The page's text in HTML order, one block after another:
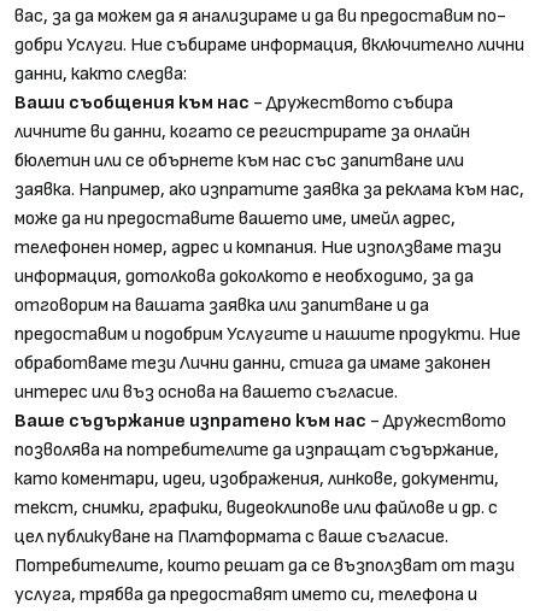
вас, за да можем да я анализираме и да ви предоставим по-
добри Услуги. Ние събираме информация, включително лични
данни, както следва:
Ваши съобщения към нас - Дружеството събира
личните ви данни, когато се регистрирате за онлайн
бюлетин или се обърнете към нас със запитване или
заявка. Например, ако изпратите заявка за реклама към нас,
може да ни предоставите вашето име, имейл адрес,
телефонен номер, адрес и компания. Ние използваме тази
информация, дотолкова доколкото е необходимо, за да
отговорим на вашата заявка или запитване и да
предоставим и подобрим Услугите и нашите продукти. Ние
обработваме тези Лични данни, стига да имаме законен
интерес или въз основа на вашето съгласие.
Ваше съдържание изпратено към нас - Дружеството
позволява на потребителите да изпращат съдържание,
като коментари, идеи, изображения, линкове, документи,
текст, снимки, графики, видеоклипове или файлове и др. с
цел публикуване на Платформата с ваше съгласие.
Потребителите, които решат да се възползват от тази
услуга, трябва да предоставят името си, телефона и